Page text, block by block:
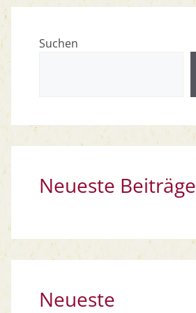
Suchen
Neueste Beiträge
Neueste